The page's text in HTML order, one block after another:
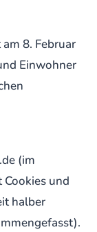
8. Februar
Einwohner
(im
und
halber